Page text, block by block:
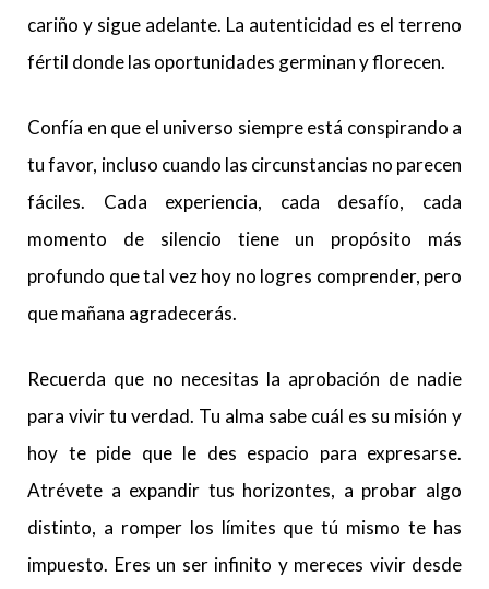
cariño y sigue adelante. La autenticidad es el terreno
fértil donde las oportunidades germinan y florecen.
Confía en que el universo siempre está conspirando a
tu favor, incluso cuando las circunstancias no parecen
fáciles. Cada experiencia, cada desafío, cada
momento de silencio tiene un propósito más
profundo que tal vez hoy no logres comprender, pero
que mañana agradecerás.
Recuerda que no necesitas la aprobación de nadie
para vivir tu verdad. Tu alma sabe cuál es su misión y
hoy te pide que le des espacio para expresarse.
Atrévete a expandir tus horizontes, a probar algo
distinto, a romper los límites que tú mismo te has
impuesto. Eres un ser infinito y mereces vivir desde